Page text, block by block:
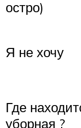
остро)
Я не хочу
Где
уборная ?